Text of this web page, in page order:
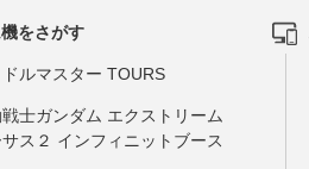
をさがす
ルマスター TOURS
士ガンダム エクストリーム
ス２ インフィニットブース